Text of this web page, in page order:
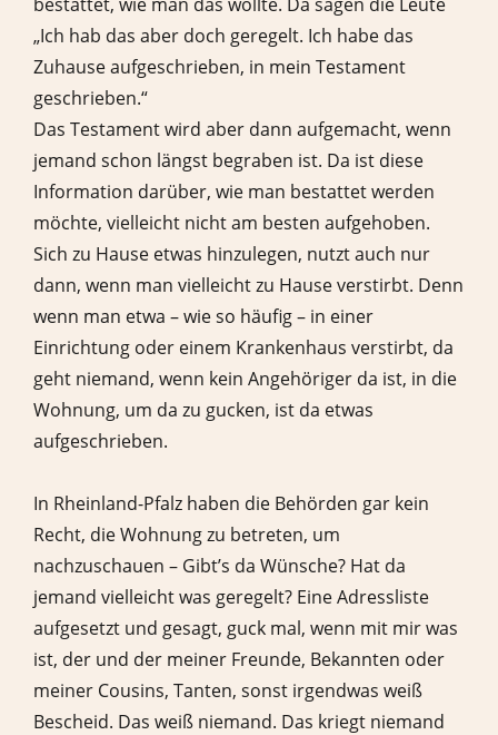
„Ich hab das aber doch geregelt. Ich habe das
Zuhause aufgeschrieben, in mein Testament
geschrieben.“
Das Testament wird aber dann aufgemacht, wenn
jemand schon längst begraben ist. Da ist diese
Information darüber, wie man bestattet werden
möchte, vielleicht nicht am besten aufgehoben.
Sich zu Hause etwas hinzulegen, nutzt auch nur
dann, wenn man vielleicht zu Hause verstirbt. Denn
wenn man etwa – wie so häufig – in einer
Einrichtung oder einem Krankenhaus verstirbt, da
geht niemand, wenn kein Angehöriger da ist, in die
Wohnung, um da zu gucken, ist da etwas
aufgeschrieben.
In Rheinland-Pfalz haben die Behörden gar kein
Recht, die Wohnung zu betreten, um
nachzuschauen – Gibt’s da Wünsche? Hat da
jemand vielleicht was geregelt? Eine Adressliste
aufgesetzt und gesagt, guck mal, wenn mit mir was
ist, der und der meiner Freunde, Bekannten oder
meiner Cousins, Tanten, sonst irgendwas weiß
Bescheid. Das weiß niemand. Das kriegt niemand